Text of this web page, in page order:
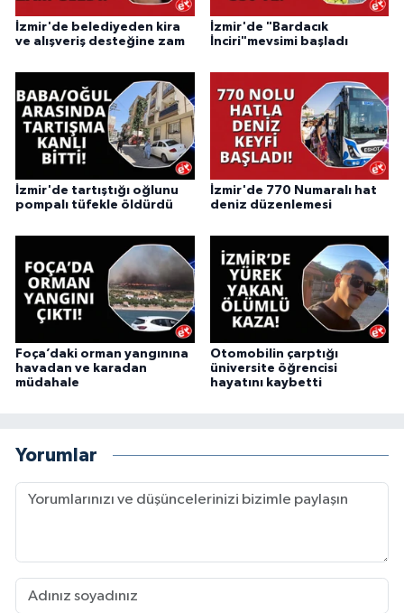
İzmir'de belediyeden kira
ve alışveriş desteğine zam
İzmir'de "Bardacık
İnciri"mevsimi başladı
İzmir'de tartıştığı oğlunu
pompalı tüfekle öldürdü
İzmir'de 770 Numaralı hat
deniz düzenlemesi
Foça’daki orman yangınına
havadan ve karadan
müdahale
Otomobilin çarptığı
üniversite öğrencisi
hayatını kaybetti
Yorumlar